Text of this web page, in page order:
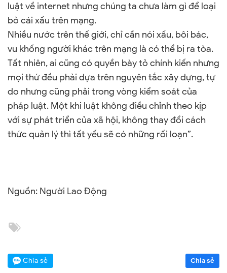
luật về internet nhưng chúng ta chưa làm gì để loại
bỏ cái xấu trên mạng.
Nhiều nước trên thế giới, chỉ cần nói xấu, bôi bác,
vu khống người khác trên mạng là có thể bị ra tòa.
Tất nhiên, ai cũng có quyền bày tỏ chính kiến nhưng
mọi thứ đều phải dựa trên nguyên tắc xây dựng, tự
do nhưng cũng phải trong vòng kiểm soát của
pháp luật. Một khi luật không điều chỉnh theo kịp
với sự phát triển của xã hội, không thay đổi cách
thức quản lý thì tất yếu sẽ có những rối loạn”.
Nguồn: Người Lao Động
Chia sẻ Chia sẻ